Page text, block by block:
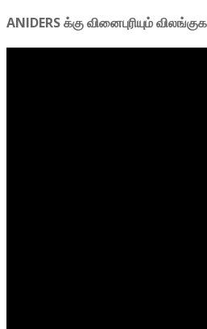
ANIDERS க்கு வினைபுரியும்